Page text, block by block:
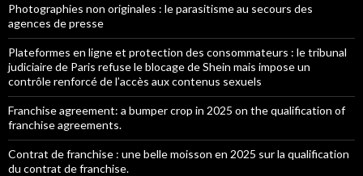
Photographies non originales : le parasitisme au secours des
agences de presse
Plateformes en ligne et protection des consommateurs : le tribunal
judiciaire de Paris refuse le blocage de Shein mais impose un
contrôle renforcé de l’accès aux contenus sexuels
Franchise agreement: a bumper crop in 2025 on the qualification of
franchise agreements.
Contrat de franchise : une belle moisson en 2025 sur la qualification
du contrat de franchise.